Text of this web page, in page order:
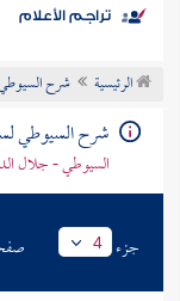
موضوعي
تراجم الأعلام
الرئيسية شرح
شرح السيوطي
السيوطي - جلال
جزء 4